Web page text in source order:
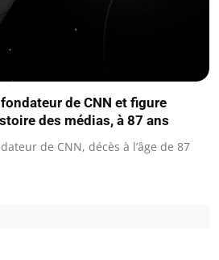
de CNN et figure
des médias, à 87 ans
de CNN, décès à l’âge de 87